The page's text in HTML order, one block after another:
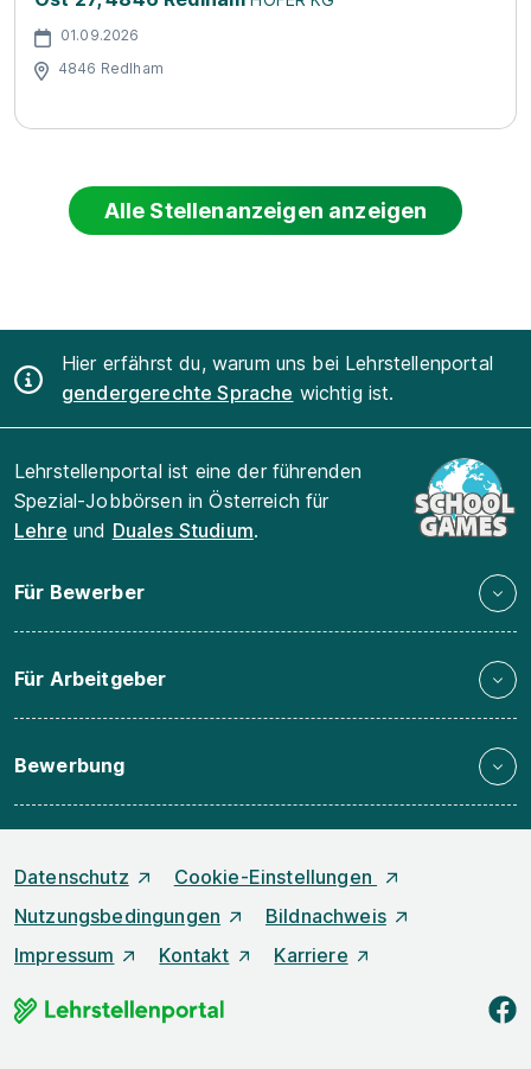
01.09.2026
4846 Redlham
Alle Stellenanzeigen anzeigen
Hier erfährst du, warum uns bei Lehrstellenportal
gendergerechte Sprache wichtig ist.
Lehrstellenportal ist eine der führenden
Spezial-Jobbörsen in Österreich für
Lehre und Duales Studium.
Für Bewerber
Für Arbeitgeber
Bewerbung
Datenschutz
Cookie-Einstellungen
Nutzungsbedingungen
Bildnachweis
Impressum
Kontakt Karriere